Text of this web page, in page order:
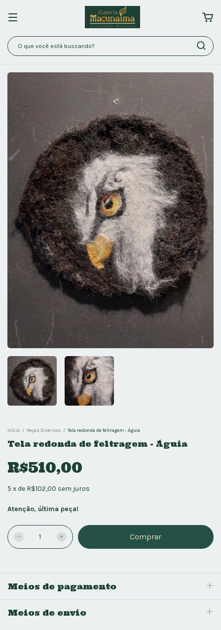
Início / Peças Diversas / Tela redonda de feltragem - Águia
Tela redonda de feltragem - Águia
R$510,00
5 xde R$102,00 sem juros
Atenção, última peça!
Meios de pagamento
Meios de envio